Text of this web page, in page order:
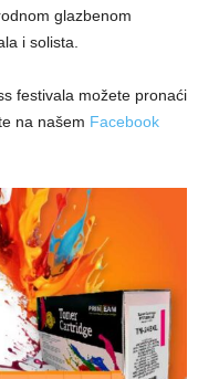
glazbenom
i solista.
festivala možete pronaći
na našem Facebook